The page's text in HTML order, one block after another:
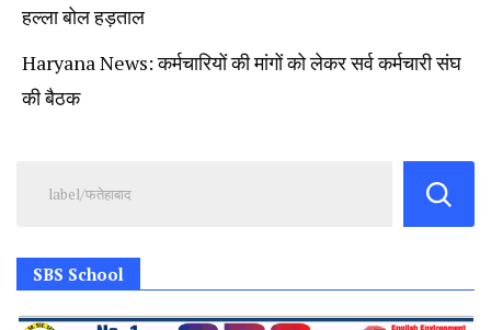
हल्ला बोल हड़ताल
Haryana News: कर्मचारियों की मांगों को लेकर सर्व कर्मचारी संघ
की बैठक
SBS School